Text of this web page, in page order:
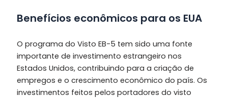
Benefícios econômicos para os EUA
O programa do Visto EB-5 tem sido uma fonte
importante de investimento estrangeiro nos
Estados Unidos, contribuindo para a criação de
empregos e o crescimento econômico do país. Os
investimentos feitos pelos portadores do visto